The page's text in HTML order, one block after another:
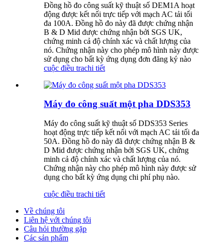
Đồng hồ đo công suất kỹ thuật số DEM1A hoạt
động được kết nối trực tiếp với mạch AC tải tối
đa 100A. Đồng hồ đo này đã được chứng nhận
B & D Mid được chứng nhận bởi SGS UK,
chứng minh cả độ chính xác và chất lượng của
nó. Chứng nhận này cho phép mô hình này được
sử dụng cho bất kỳ ứng dụng đơn đăng ký nào
cuộc điều trachi tiết
Máy đo công suất một pha DDS353
Máy đo công suất kỹ thuật số DDS353 Series
hoạt động trực tiếp kết nối với mạch AC tải tối đa
50A. Đồng hồ đo này đã được chứng nhận B &
D Mid được chứng nhận bởi SGS UK, chứng
minh cả độ chính xác và chất lượng của nó.
Chứng nhận này cho phép mô hình này được sử
dụng cho bất kỳ ứng dụng chi phí phụ nào.
cuộc điều trachi tiết
Về chúng tôi
Liên hệ với chúng tôi
Câu hỏi thường gặp
Các sản phẩm